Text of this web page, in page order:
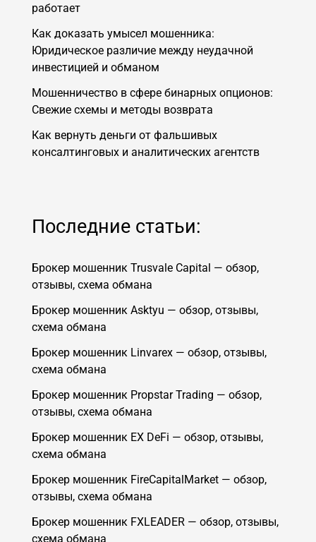
работает
Как доказать умысел мошенника:
Юридическое различие между неудачной
инвестицией и обманом
Мошенничество в сфере бинарных опционов:
Свежие схемы и методы возврата
Как вернуть деньги от фальшивых
консалтинговых и аналитических агентств
Последние статьи:
Брокер мошенник Trusvale Capital — обзор,
отзывы, схема обмана
Брокер мошенник Asktyu — обзор, отзывы,
схема обмана
Брокер мошенник Linvarex — обзор, отзывы,
схема обмана
Брокер мошенник Propstar Trading — обзор,
отзывы, схема обмана
Брокер мошенник EX DeFi — обзор, отзывы,
схема обмана
Брокер мошенник FireCapitalMarket — обзор,
отзывы, схема обмана
Брокер мошенник FXLEADER — обзор, отзывы,
схема обмана